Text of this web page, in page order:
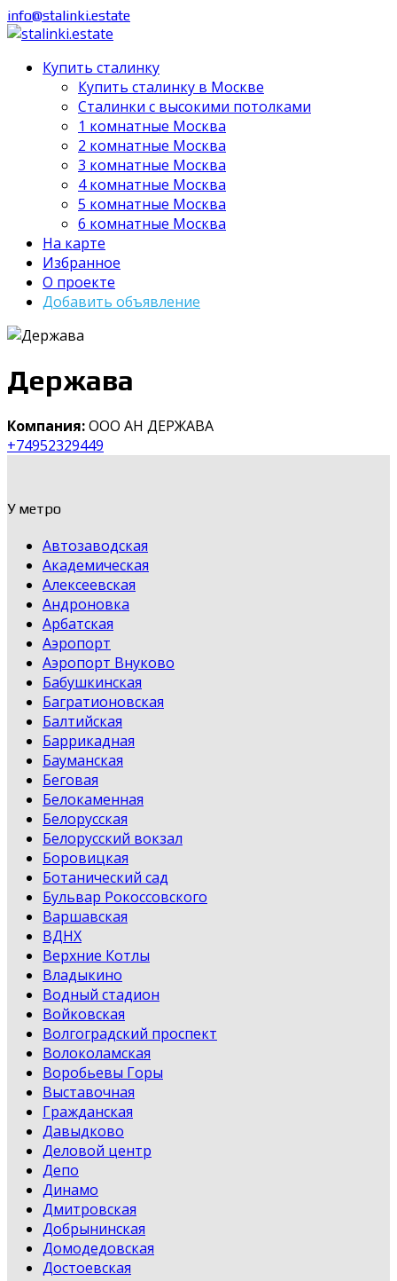
info@stalinki.estate
Купить сталинку
Купить сталинку в Москве
Cталинки с высокими потолками
1 комнатные Москва
2 комнатные Москва
3 комнатные Москва
4 комнатные Москва
5 комнатные Москва
6 комнатные Москва
На карте
Избранное
О проекте
Добавить объявление
Держава
Компания:ООО АН ДЕРЖАВА
+74952329449
У метро
Автозаводская
Академическая
Алексеевская
Андроновка
Арбатская
Аэропорт
Аэропорт Внуково
Бабушкинская
Багратионовская
Балтийская
Баррикадная
Бауманская
Беговая
Белокаменная
Белорусская
Белорусский вокзал
Боровицкая
Ботанический сад
Бульвар Рокоссовского
Варшавская
ВДНХ
Верхние Котлы
Владыкино
Водный стадион
Войковская
Волгоградский проспект
Волоколамская
Воробьевы Горы
Выставочная
Гражданская
Давыдково
Деловой центр
Депо
Динамо
Дмитровская
Добрынинская
Домодедовская
Достоевская